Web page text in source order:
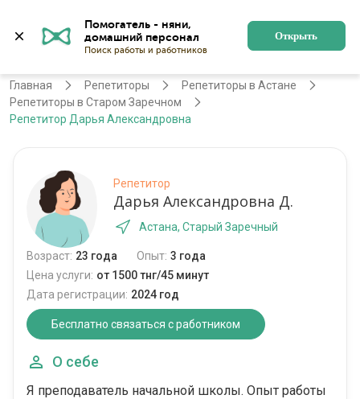
Помогатель - няни,
Поиск работы и работников
Открыть
Астана Регистрация
Главная Репетиторы
Репетиторы в Астане
Репетиторы в Старом Заречном
Репетитор Дарья Александровна
Репетитор
Дарья Александровна Д.
Астана, Старый Заречный
Возраст: 23 года Опыт: 3 года
Цена услуги: от 1500 тнг/45 минут
Дата регистрации: 2024 год
Бесплатно связаться с работником
О себе
Я преподаватель начальной школы. Опыт работы